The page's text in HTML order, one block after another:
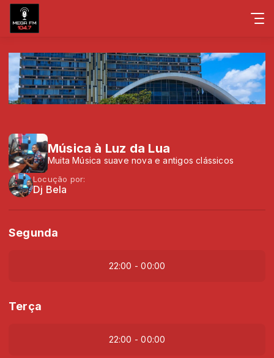
Música à Luz da Lua
Muita Música suave nova e antigos clássicos
Locução por:
Dj Bela
Segunda
22:00 - 00:00
Terça
22:00 - 00:00